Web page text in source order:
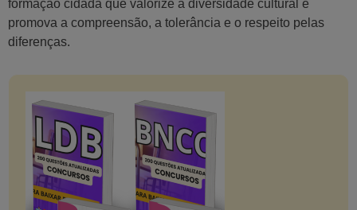
formação cidadã que valorize a diversidade cultural e
promova a compreensão, a tolerância e o respeito pelas
diferenças.